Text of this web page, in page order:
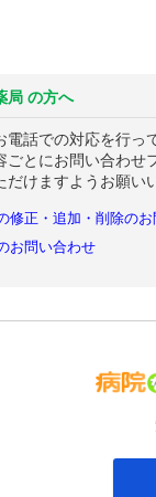
局 の方へ
電話での対応を行っ
ごとにお問い合わせ
だけますようお願い
修正・追加・削除の
お問い合わせ